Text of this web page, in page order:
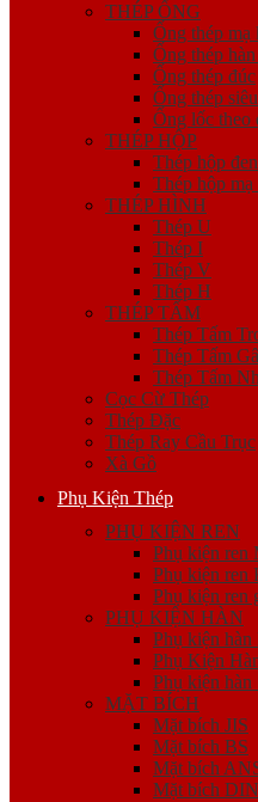
THÉP ỐNG
Ống thép mạ
Ống thép hàn
Ống thép đúc
Ống thép
Ống lốc theo
THÉP HỘP
Thép hộp đen
Thép hộp mạ
THÉP HÌNH
Thép U
Thép I
Thép V
Thép H
THÉP TẤM
Thép Tấm
Thép Tấm
Thép Tấm
Cọc Cừ Thép
Thép Đặc
Thép Ray Cầu Trục
Xà Gồ
Phụ Kiện Thép
PHỤ KIỆN REN
Phụ kiện ren
Phụ kiện ren
Phụ kiện ren
PHỤ KIỆN HÀN
Phụ kiện
Phụ Kiện
Phụ kiện
MẶT BÍCH
Mặt bích JIS
Mặt bích BS
Mặt bích
Mặt bích DIN